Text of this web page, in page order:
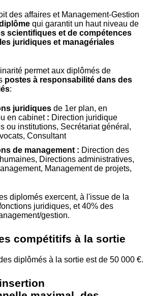
des affaires et Management-Gestion
qui garantit un haut niveau de
scientifiques et de compétences
juridiques et managériales
permet aux diplômés de
postes à responsabilité dans des
:
juridiques de 1er plan, en
en cabinet: Direction juridique
ou institutions, Secrétariat général,
Consultant
de management : Direction des
Directions administratives,
Management de projets,
diplomés exercent, à l'issue de la
juridiques, et 40% des
gestion.
compétitifs à la sortie
diplômés à la sortie est de 50 000 €.